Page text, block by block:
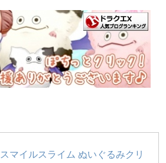
スマイルスライム ぬいぐるみクリ